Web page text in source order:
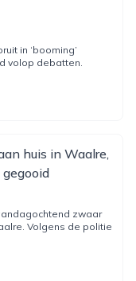
in ‘booming’
volop debatten.
huis in Waalre,
zwaar
Volgens de politie